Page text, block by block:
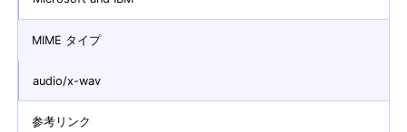
MIME タイプ
audio/x-wav
参考リンク